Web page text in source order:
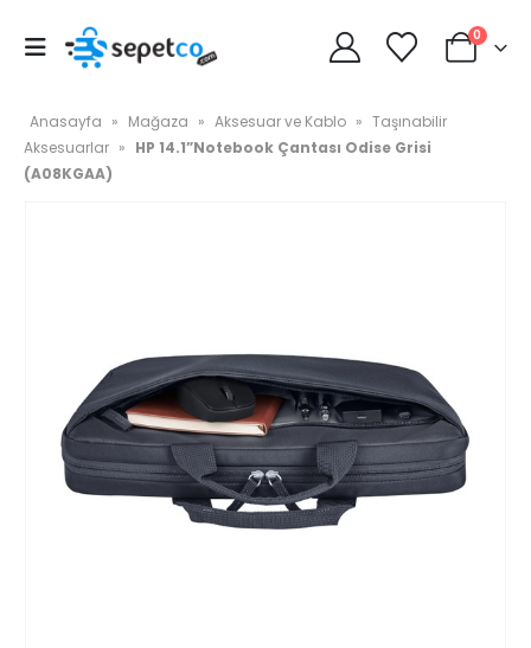
0
Anasayfa » Mağaza » Aksesuar ve Kablo » Taşınabilir
Aksesuarlar » HP 14.1”Notebook Çantası Odise Grisi
(A08KGAA)